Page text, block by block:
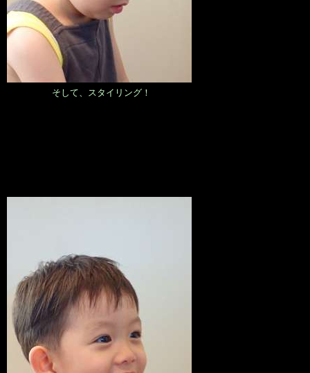
そして、スタイリング！